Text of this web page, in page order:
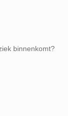
binnenkomt?